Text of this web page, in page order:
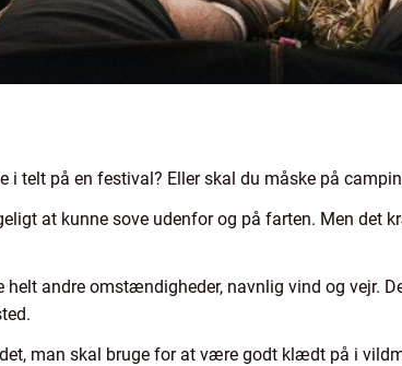
i telt på en festival? Eller skal du måske på
at kunne sove udenfor og på farten. Men det
helt andre omstændigheder, navnlig vind og vejr.
man skal bruge for at være godt klædt på i